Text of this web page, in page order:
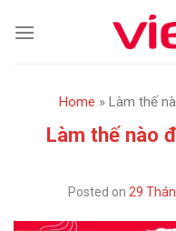
Home » Làm thế
Làm thế nào
Posted on 29